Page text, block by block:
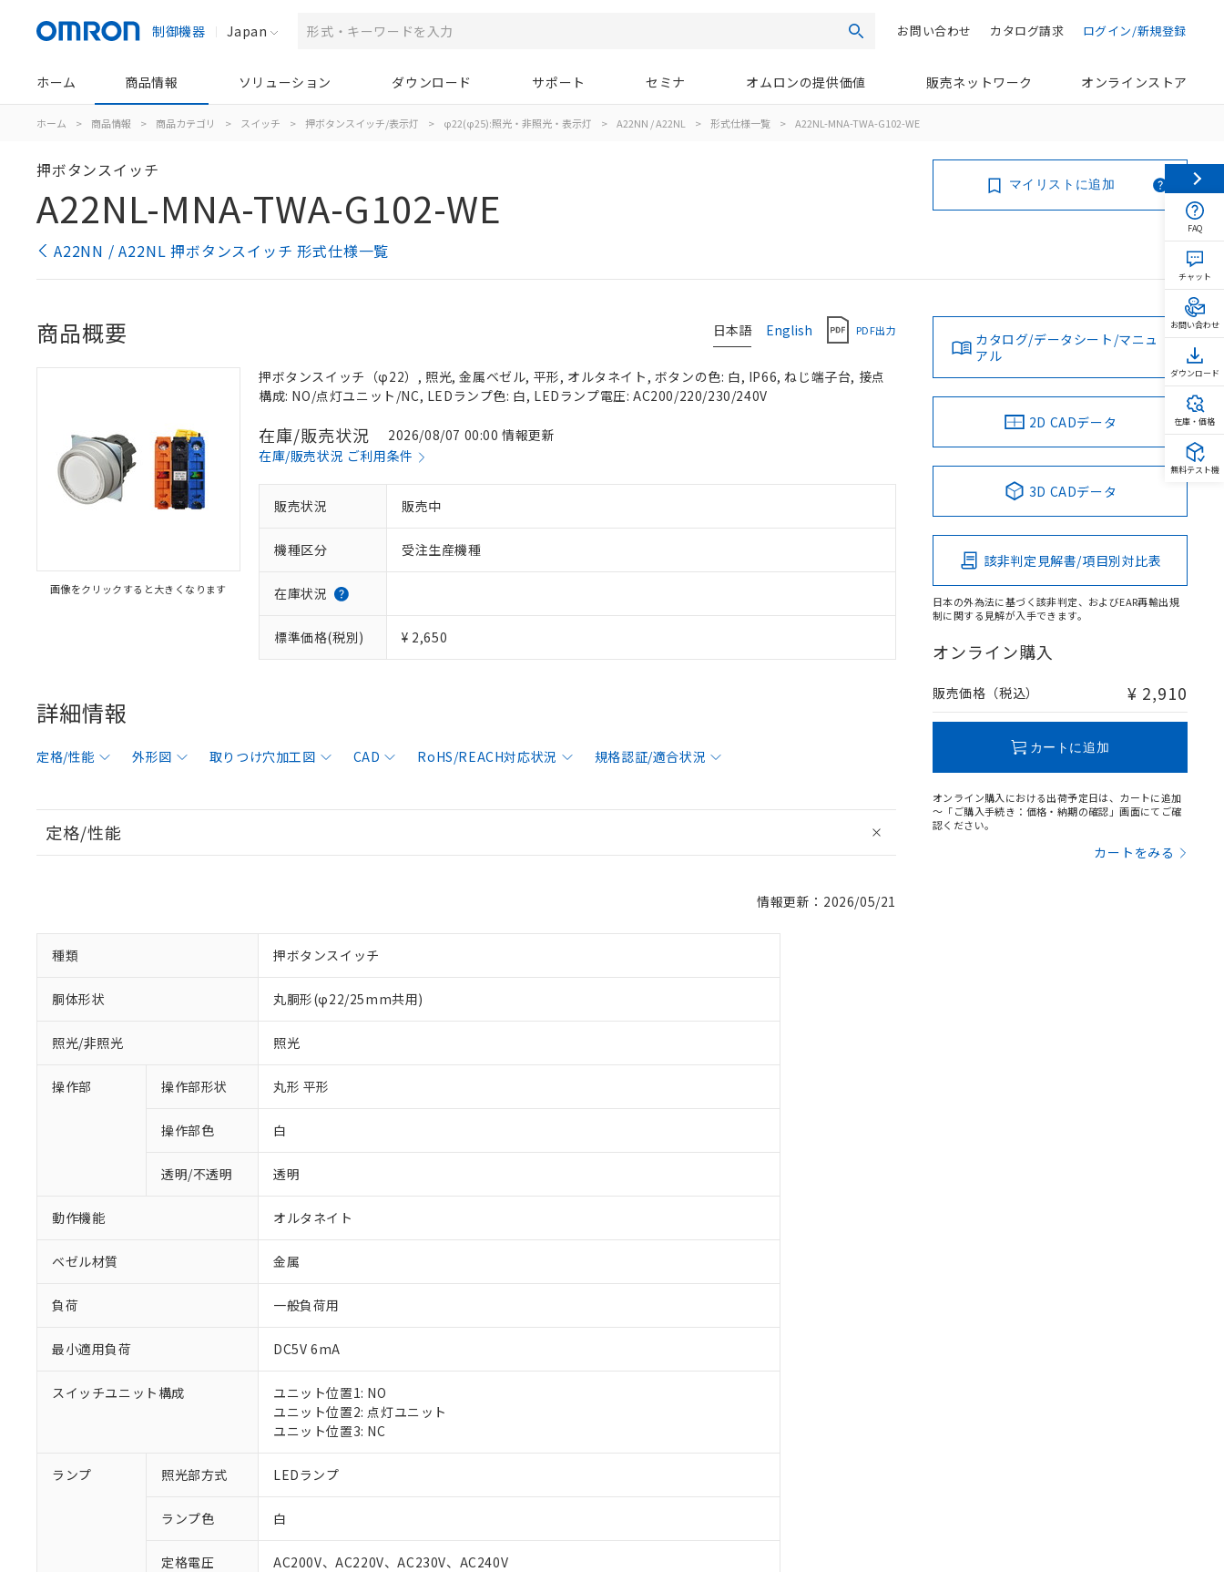
制御機器 Japan 検索 ログイン/新規登録
カタログ請求
お問い合わせ
ホーム 商品情報 ソリューション ダウンロード サポート セミナ オムロンの提供価値 販売ネットワーク オンラインストア
ホーム > 商品情報 > 商品カテゴリ > スイッチ > 押ボタンスイッチ/表示灯 > φ22(φ25):照光・非照光・表示灯 > A22NN / A22NL > 形式仕様一覧 > A22NL-MNA-TWA-G102-WE
押ボタンスイッチ
A22NL-MNA-TWA-G102-WE
A22NN / A22NL 押ボタンスイッチ 形式仕様一覧
マイリストに追加
日本語 English PDF出力
商品概要
画像をクリックすると大きくなります
押ボタンスイッチ（φ22）, 照光, 金属ベゼル, 平形, オルタネイト, ボタンの色: 白, IP66, ねじ端子台, 接点
構成: NO/点灯ユニット/NC, LEDランプ色: 白, LEDランプ電圧: AC200/220/230/240V
在庫/販売状況
2026/08/07 00:00 情報更新
在庫/販売状況 ご利用条件
販売状況 販売中
機種区分 受注生産機種
在庫状況
標準価格(税別) ¥ 2,650
詳細情報
定格/性能 外形図 取りつけ穴加工図 CAD RoHS/REACH対応状況 規格認証/適合状況
定格/性能
情報更新：2026/05/21
種類 押ボタンスイッチ
胴体形状 丸胴形(φ22/25mm共用)
照光/非照光 照光
操作部 操作部形状 丸形 平形
操作部色 白
透明/不透明 透明
動作機能 オルタネイト
ベゼル材質 金属
負荷 一般負荷用
最小適用負荷 DC5V 6mA
スイッチユニット構成
ユニット位置1: NO
ユニット位置2: 点灯ユニット
ユニット位置3: NC
ランプ 照光部方式 LEDランプ
ランプ色 白
定格電圧 AC200V、AC220V、AC230V、AC240V
カタログ/データシート/マニュ
アル
2D CADデータ
3D CADデータ
該非判定見解書/項目別対比表
日本の外為法に基づく該非判定、およびEAR再輸出規
制に関する見解が入手できます。
オンライン購入
販売価格（税込） ¥ 2,910
カートに追加
オンライン購入における出荷予定日は、カートに追加
～「ご購入手続き：価格・納期の確認」画面にてご確
認ください。
カートをみる
FAQ
チャット
お問い合わせ
ダウンロード
在庫・価格
無料テスト機